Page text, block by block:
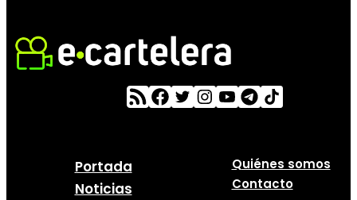
Portada
Noticias
Quiénes somos
Contacto